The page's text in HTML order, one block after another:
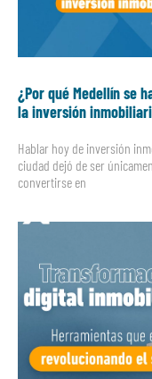
¿Por qué Medellín se
la inversión
Hablar hoy de inversión
ciudad dejó de ser
convertirse en